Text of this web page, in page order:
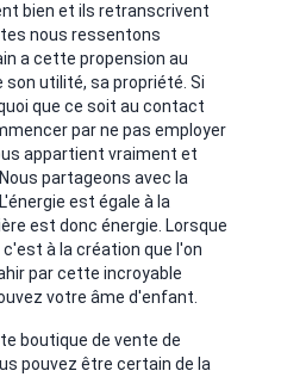
bien et ils retranscrivent
nous ressentons
a cette propension au
son utilité, sa propriété. Si
que ce soit au contact
par ne pas employer
appartient vraiment et
partageons avec la
est égale à la
est donc énergie. Lorsque
à la création que l'on
par cette incroyable
votre âme d'enfant.
boutique de vente de
pouvez être certain de la